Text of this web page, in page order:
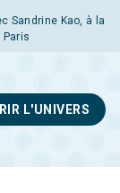
Sandrine Kao, à la
Paris
L'UNIVERS